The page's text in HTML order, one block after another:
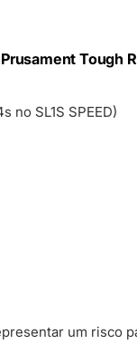
Tough
no SL1S SPEED)
um risco